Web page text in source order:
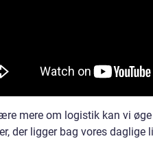
mere om logistik kan vi
der ligger bag vores daglige